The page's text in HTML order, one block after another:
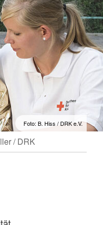
Foto: B. Hiss / DRK e.V.
/ DRK